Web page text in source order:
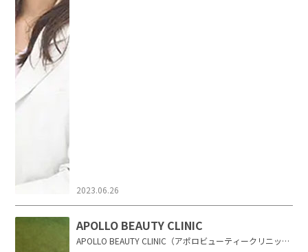
2023.06.26
APOLLO BEAUTY CLINIC
APOLLO BEAUTY CLINIC（アポロビューティークリニッ